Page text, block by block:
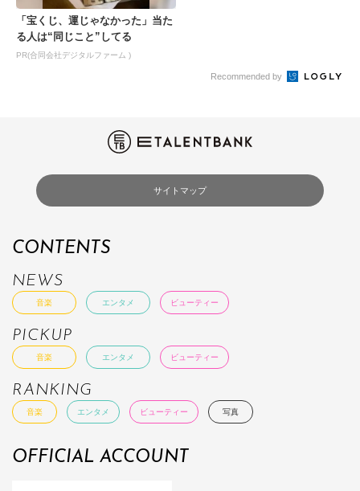
「宝くじ、運じゃなかった」当た
る人は“同じこと”してる
PR(合同会社デジタルファーム )
Recommended by
サイトマップ
CONTENTS
NEWS
音楽 エンタメ ビューティー
PICKUP
音楽 エンタメ ビューティー
RANKING
音楽 エンタメ ビューティー 写真
OFFICIAL ACCOUNT